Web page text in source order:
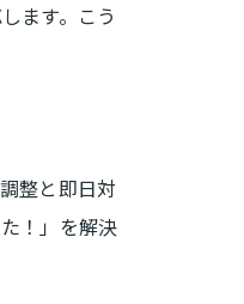
ます。こう
整と即日対
！」を解決